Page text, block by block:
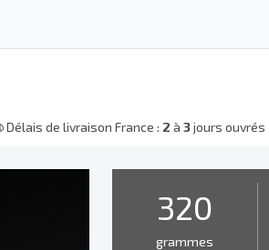
Délais de livraison France : 2 à3jours ouvrés
320
grammes